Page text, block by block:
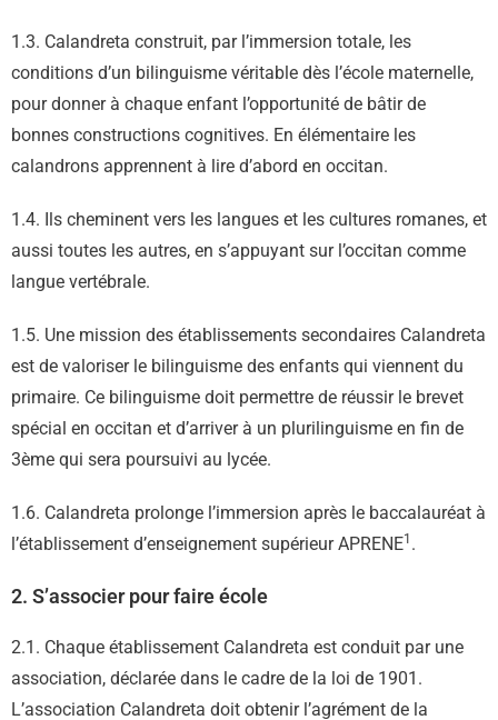
1.3. Calandreta construit, par l’immersion totale, les
conditions d’un bilinguisme véritable dès l’école maternelle,
pour donner à chaque enfant l’opportunité de bâtir de
bonnes constructions cognitives. En élémentaire les
calandrons apprennent à lire d’abord en occitan.
1.4. Ils cheminent vers les langues et les cultures romanes, et
aussi toutes les autres, en s’appuyant sur l’occitan comme
langue vertébrale.
1.5. Une mission des établissements secondaires Calandreta
est de valoriser le bilinguisme des enfants qui viennent du
primaire. Ce bilinguisme doit permettre de réussir le brevet
spécial en occitan et d’arriver à un plurilinguisme en fin de
3ème qui sera poursuivi au lycée.
1.6. Calandreta prolonge l’immersion après le baccalauréat à
l’établissement d’enseignement supérieur APRENE1 .
2. S’associer pour faire école
2.1. Chaque établissement Calandreta est conduit par une
association, déclarée dans le cadre de la loi de 1901.
L’association Calandreta doit obtenir l’agrément de la